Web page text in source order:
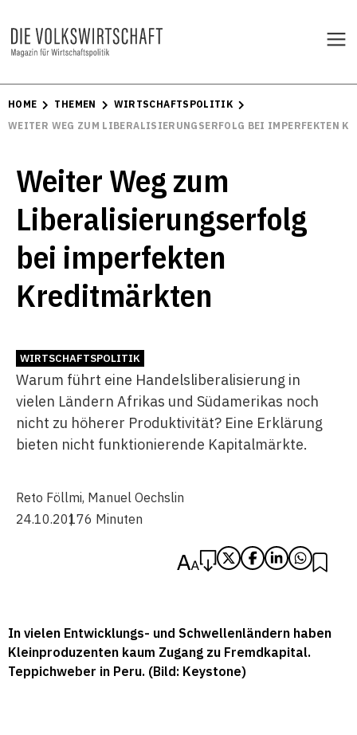
HOME THEMEN
WIRTSCHAFTSPOLITIK
WEITER WEG ZUM LIBERALISIERUNGSERFOLG BEI IMPERFEKTEN
Weiter Weg zum
Liberalisierungserfolg
bei imperfekten
Kreditmärkten
WIRTSCHAFTSPOLITIK
Warum führt eine Handelsliberalisierung in
vielen Ländern Afrikas und Südamerikas noch
nicht zu höherer Produktivität? Eine Erklärung
bieten nicht funktionierende Kapitalmärkte.
Reto Föllmi, Manuel Oechslin
24.10.20176 Minuten
In vielen Entwicklungs- und Schwellenländern haben
Kleinproduzenten kaum Zugang zu Fremdkapital.
Teppichweber in Peru. (Bild: Keystone)